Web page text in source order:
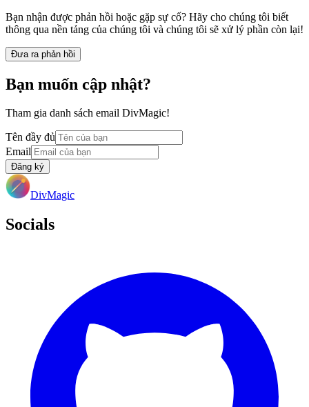
Bạn nhận được phản hồi hoặc gặp sự cố? Hãy cho chúng tôi biết
thông qua nền tảng của chúng tôi và chúng tôi sẽ xử lý phần còn lại!
Đưa ra phản hồi
Bạn muốn cập nhật?
Tham gia danh sách email DivMagic!
Tên đầy đủ
Email
Đăng ký
DivMagic
Socials